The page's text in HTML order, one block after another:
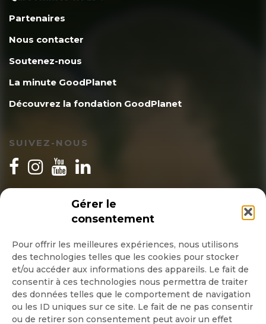
Gérer le
consentement
Pour offrir les meilleures expériences, nous utilisons
des technologies telles que les cookies pour stocker
et/ou accéder aux informations des appareils. Le fait de
consentir à ces technologies nous permettra de traiter
des données telles que le comportement de navigation
ou les ID uniques sur ce site. Le fait de ne pas consentir
ou de retirer son consentement peut avoir un effet
Partenaires
Nous contacter
Soutenez-nous
La minute GoodPlanet
Découvrez la fondation GoodPlanet
SUIVEZ-NOUS
INSCRIPTION NEWSLETTER
Quotidienne
Hebdo
OK